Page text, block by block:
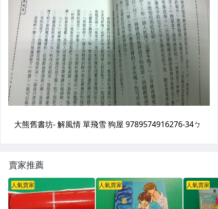
賣家推薦
人氣賣家 人氣賣家 人氣賣家